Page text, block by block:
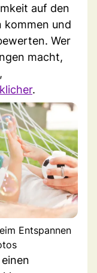
auf den
kommen und
Wer
macht,
.
Entspannen